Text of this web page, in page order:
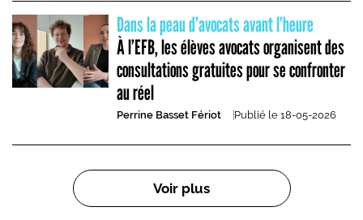
Dans la peau d’avocats avant l’heure
À l’EFB, les élèves avocats organisent des
consultations gratuites pour se confronter
au réel
Perrine Basset Fériot Publié le 18-05-2026
Pagination
Voir plus